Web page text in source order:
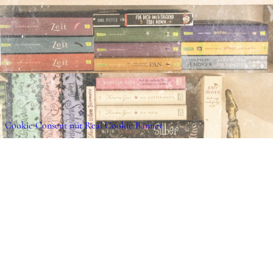
Cookie Consent mit Real Cookie Banner